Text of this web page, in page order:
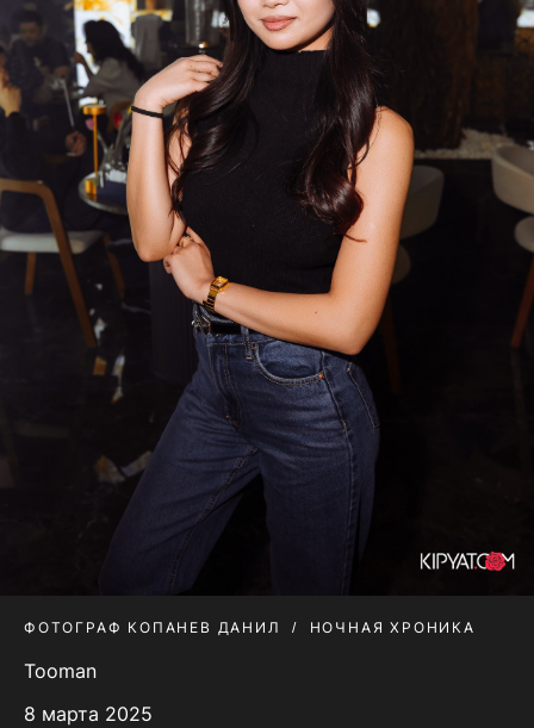
ФОТОГРАФ КОПАНЕВ ДАНИЛ НОЧНАЯ ХРОНИКА
Tooman
8 марта 2025